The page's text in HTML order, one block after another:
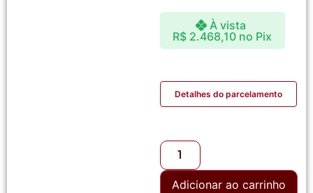
À vista
R$ 2.468,10 no Pix
Detalhes do parcelamento
Adicionar ao carrinho